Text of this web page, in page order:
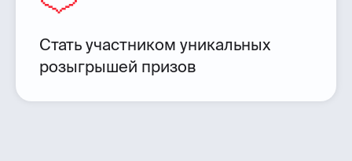
Стать участником уникальных
розыгрышей призов